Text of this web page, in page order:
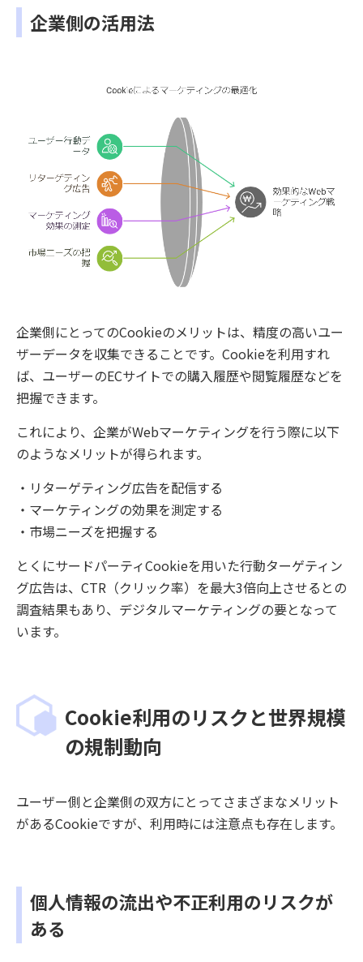
企業側の活用法
企業側にとってのCookieのメリットは、精度の高いユー
ザーデータを収集できることです。Cookieを利用すれ
ば、ユーザーのECサイトでの購入履歴や閲覧履歴などを
把握できます。
これにより、企業がWebマーケティングを行う際に以下
のようなメリットが得られます。
・リターゲティング広告を配信する
・マーケティングの効果を測定する
・市場ニーズを把握する
とくにサードパーティCookieを用いた行動ターゲティン
グ広告は、CTR（クリック率）を最大3倍向上させるとの
調査結果もあり、デジタルマーケティングの要となって
います。
Cookie利用のリスクと世界規模
の規制動向
ユーザー側と企業側の双方にとってさまざまなメリット
があるCookieですが、利用時には注意点も存在します。
個人情報の流出や不正利用のリスクが
ある